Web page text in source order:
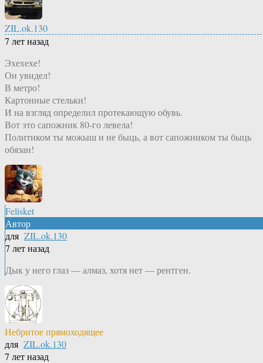
ZIL.ok.130
7 лет назад
Эхехехе!
Он увидел!
В метро!
Картонные стельки!
И на взгляд определил протекающую обувь.
Вот это сапожник 80-го левела!
Политиком ты можыш и не быць, а вот сапожником ты быць
обязан!
Felisket
Автор
для ZIL.ok.130
7 лет назад
Дык у него глаз — алмаз, хотя нет — рентген.
Небритое прямоходящее
для ZIL.ok.130
7 лет назад